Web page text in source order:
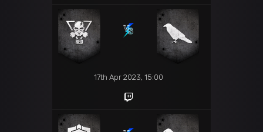
17th Apr 2023, 15:00